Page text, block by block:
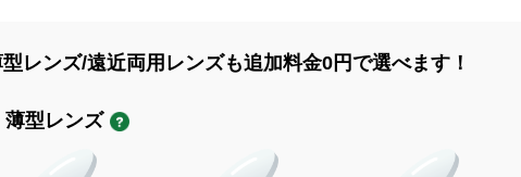
レンズ/遠近両用レンズも追加料金0円で選べます！
薄型レンズ